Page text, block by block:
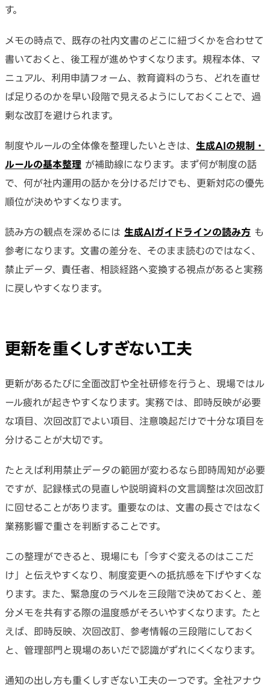
す。
メモの時点で、既存の社内文書のどこに紐づくかを合わせて
書いておくと、後工程が進めやすくなります。規程本体、マ
ニュアル、利用申請フォーム、教育資料のうち、どれを直せ
ば足りるのかを早い段階で見えるようにしておくことで、過
剰な改訂を避けられます。
制度やルールの全体像を整理したいときは、 生成AIの規制・
ルールの基本整理 が補助線になります。まず何が制度の話
で、何が社内運用の話かを分けるだけでも、更新対応の優先
順位が決めやすくなります。
読み方の観点を深めるには 生成AIガイドラインの読み方 も
参考になります。文書の差分を、そのまま読むのではなく、
禁止データ、責任者、相談経路へ変換する視点があると実務
に戻しやすくなります。
更新を重くしすぎない工夫
更新があるたびに全面改訂や全社研修を行うと、現場ではル
ール疲れが起きやすくなります。実務では、即時反映が必要
な項目、次回改訂でよい項目、注意喚起だけで十分な項目を
分けることが大切です。
たとえば利用禁止データの範囲が変わるなら即時周知が必要
ですが、記録様式の見直しや説明資料の文言調整は次回改訂
に回せることがあります。重要なのは、文書の長さではなく
業務影響で重さを判断することです。
この整理ができると、現場にも「今すぐ変えるのはここだ
け」と伝えやすくなり、制度変更への抵抗感を下げやすくな
ります。また、緊急度のラベルを三段階で決めておくと、差
分メモを共有する際の温度感がそろいやすくなります。たと
えば、即時反映、次回改訂、参考情報の三段階にしておく
と、管理部門と現場のあいだで認識がずれにくくなります。
通知の出し方も重くしすぎない工夫の一つです。全社アナウ